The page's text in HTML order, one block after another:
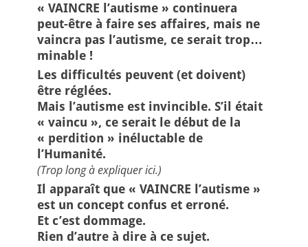
« VAINCRE l’autisme » continuera
peut-être à faire ses affaires, mais ne
vaincra pas l’autisme, ce serait trop…
minable !
Les difficultés peuvent (et doivent)
être réglées.
Mais l’autisme est invincible. S’il était
« vaincu », ce serait le début de la
« perdition » inéluctable de
l’Humanité.
(Trop long à expliquer ici.)
Il apparaît que « VAINCRE l’autisme »
est un concept confus et erroné.
Et c’est dommage.
Rien d’autre à dire à ce sujet.